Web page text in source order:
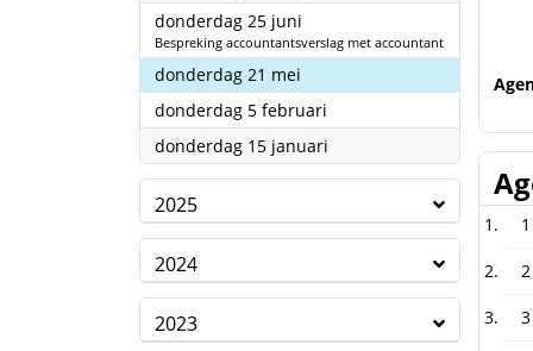
donderdag 25 juni
Bespreking accountantsverslag met accountant
donderdag 21 mei
donderdag 5 februari
donderdag 15 januari
2025
2024
2023
1
2
3